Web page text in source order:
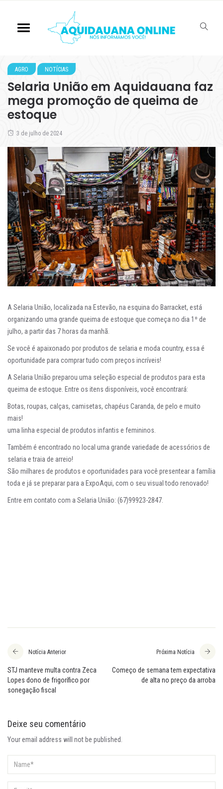
AGRO NOTÍCIAS
Selaria União em Aquidauana faz
mega promoção de queima de
estoque
3 de julho de 2024
A Selaria União, localizada na Estevão, na esquina do Barracket, está
organizando uma grande queima de estoque que começa no dia 1º de
julho, a partir das 7 horas da manhã.
Se você é apaixonado por produtos de selaria e moda country, essa é
oportunidade para comprar tudo com preços incríveis!
A Selaria União preparou uma seleção especial de produtos para esta
queima de estoque. Entre os itens disponíveis, você encontrará:
Botas, roupas, calças, camisetas, chapéus Caranda, de pelo e muito
mais!
uma linha especial de produtos infantis e femininos.
Também é encontrado no local uma grande variedade de acessórios de
selaria e traia de arreio!
São milhares de produtos e oportunidades para você presentear a família
toda e já se preparar para a ExpoAqui, com o seu visual todo renovado!
Entre em contato com a Selaria União: (67)99923-2847.
Notícia Anterior
STJ manteve multa contra Zeca
Lopes dono de frigorífico por
sonegação fiscal
Próxima Notícia
Começo de semana tem expectativa
de alta no preço da arroba
Deixe seu comentário
Your email address will not be published.